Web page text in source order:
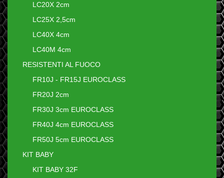
LC20X 2cm
LC25X 2,5cm
LC40X 4cm
LC40M 4cm
RESISTENTI AL FUOCO
FR10J - FR15J EUROCLASS
FR20J 2cm
FR30J 3cm EUROCLASS
FR40J 4cm EUROCLASS
FR50J 5cm EUROCLASS
KIT BABY
KIT BABY 32F